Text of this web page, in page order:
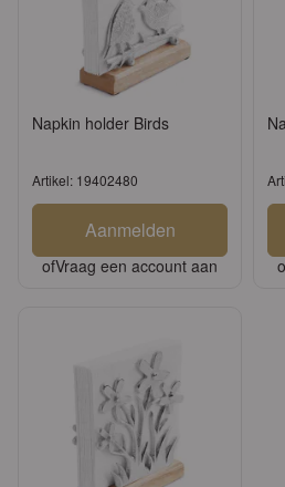
Napkin holder Birds
Artikel: 19402480
Aanmelden
ofVraag een account aan